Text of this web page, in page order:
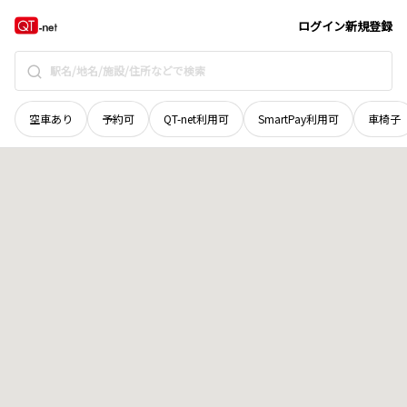
ログイン新規登録
空車あり 予約可 QT-net利用可 SmartPay利用可 車椅子
滋賀県